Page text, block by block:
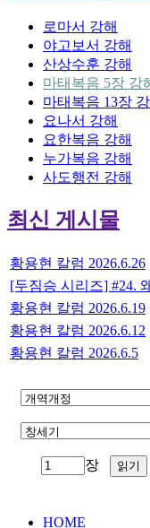
로마서 강해
야고보서 강해
산상수훈 강해
마태복음 5장 강
마태복음 13장
요나서 강해
요한복음 강해
누가복음 강해
사도행전 강해
최신 게시물
황용현 칼럼 2026.6.26
[두짐승 시리즈] #24.
황용현 칼럼 2026.6.19
황용현 칼럼 2026.6.12
황용현 칼럼 2026.6.5
장
HOME